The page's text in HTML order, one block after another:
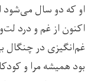
او که دو سال می‌شود
اکنون از غم و درد
غم‌انگیزی در چنگال
بود همیشه مرا و